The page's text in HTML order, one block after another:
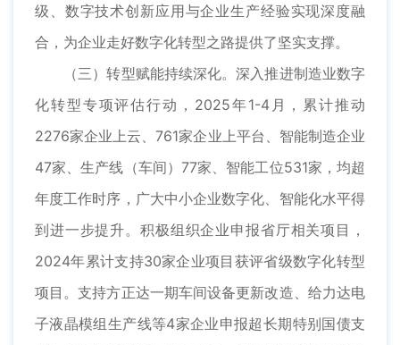
级、数字技术创新应用与企业生产经验实现深度融
合，为企业走好数字化转型之路提供了坚实支撑。
（三）转型赋能持续深化。深入推进制造业数字
化转型专项评估行动，2025年1-4月，累计推动
2276家企业上云、761家企业上平台、智能制造企业
47家、生产线（车间）77家、智能工位531家，均超
年度工作时序，广大中小企业数字化、智能化水平得
到进一步提升。积极组织企业申报省厅相关项目，
2024年累计支持30家企业项目获评省级数字化转型
项目。支持方正达一期车间设备更新改造、给力达电
子液晶模组生产线等4家企业申报超长期特别国债支